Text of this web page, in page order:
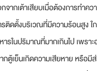
ากเต้าเสียบเมื่อต้องการทำค
ติดตั้งบริเวณที่มีความร้อนสูง ใ
ารในปริมาณที่มากเกินไป เพรา
กตู้เย็นเกิดความเสียหาย หรือมี